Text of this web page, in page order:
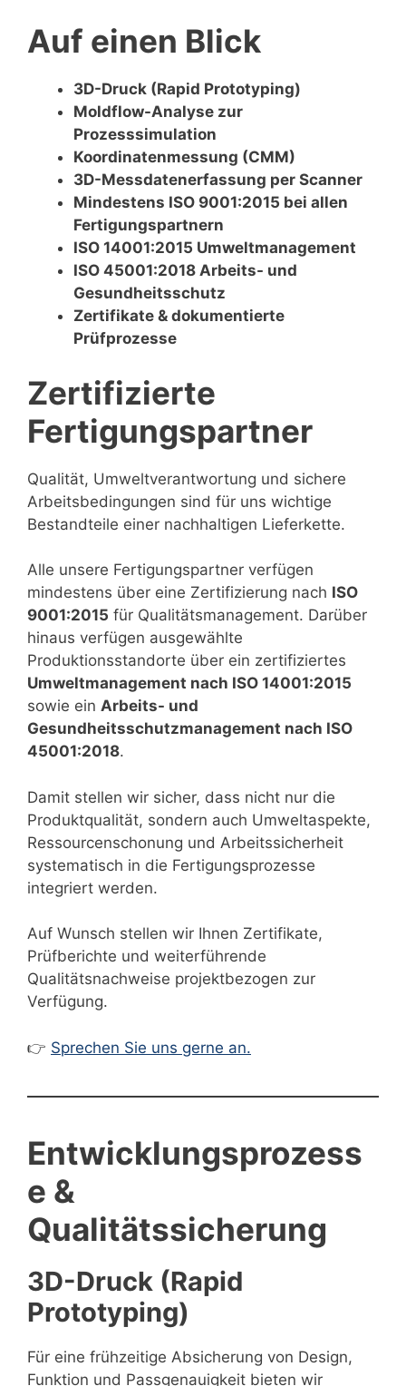
Auf einen Blick
3D-Druck (Rapid Prototyping)
Moldflow-Analyse zur
Prozesssimulation
Koordinatenmessung (CMM)
3D-Messdatenerfassung per Scanner
Mindestens ISO 9001:2015 bei allen
Fertigungspartnern
ISO 14001:2015 Umweltmanagement
ISO 45001:2018 Arbeits- und
Gesundheitsschutz
Zertifikate & dokumentierte
Prüfprozesse
Zertifizierte
Fertigungspartner
Qualität, Umweltverantwortung und sichere
Arbeitsbedingungen sind für uns wichtige
Bestandteile einer nachhaltigen Lieferkette.
Alle unsere Fertigungspartner verfügen
mindestens über eine Zertifizierung nach ISO
9001:2015 für Qualitätsmanagement. Darüber
hinaus verfügen ausgewählte
Produktionsstandorte über ein zertifiziertes
Umweltmanagement nach ISO 14001:2015
sowie ein Arbeits- und
Gesundheitsschutzmanagement nach ISO
45001:2018.
Damit stellen wir sicher, dass nicht nur die
Produktqualität, sondern auch Umweltaspekte,
Ressourcenschonung und Arbeitssicherheit
systematisch in die Fertigungsprozesse
integriert werden.
Auf Wunsch stellen wir Ihnen Zertifikate,
Prüfberichte und weiterführende
Qualitätsnachweise projektbezogen zur
Verfügung.
👉 Sprechen Sie uns gerne an.
Entwicklungsprozess
e &
Qualitätssicherung
3D-Druck (Rapid
Prototyping)
Für eine frühzeitige Absicherung von Design,
Funktion und Passgenauigkeit bieten wir